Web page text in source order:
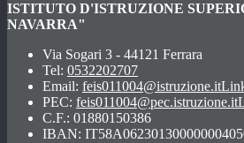
ISTITUTO D'ISTRUZIONE
NAVARRA"
Via Sogari 3 - 44121 Ferrara
Tel: 0532202707
Email: feis011004@istruzione.it
PEC: feis011004@pec.istruzione.it
C.F.: 01880150386
IBAN: